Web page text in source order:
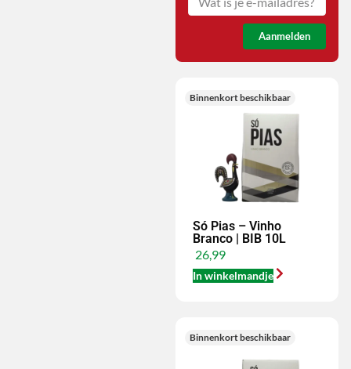
Aanmelden
Binnenkort beschikbaar
Só Pias – Vinho
Branco | BIB 10L
26,99
In winkelmandje
Binnenkort beschikbaar